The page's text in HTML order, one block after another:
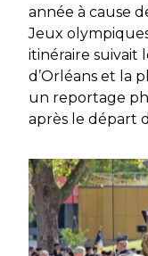
année à cause
Jeux
itinéraire suivait
d’Orléans et la
un reportage
après le départ